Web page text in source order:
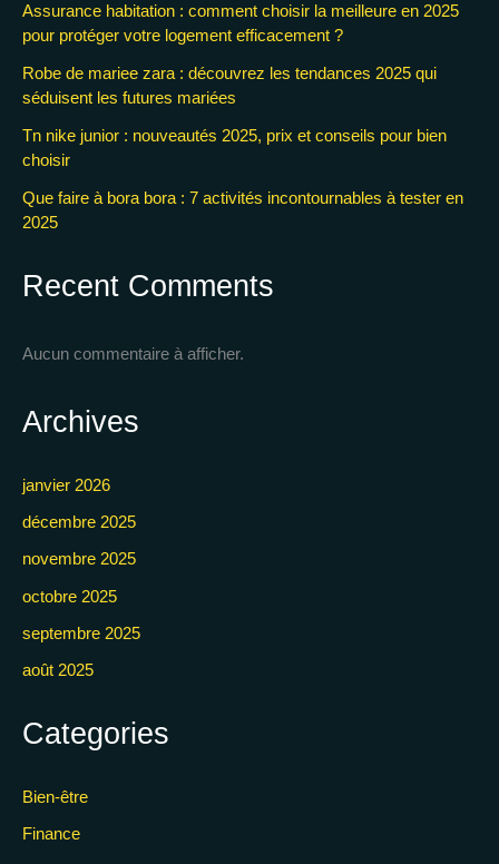
Assurance habitation : comment choisir la meilleure en 2025
pour protéger votre logement efficacement ?
Robe de mariee zara : découvrez les tendances 2025 qui
séduisent les futures mariées
Tn nike junior : nouveautés 2025, prix et conseils pour bien
choisir
Que faire à bora bora : 7 activités incontournables à tester en
2025
Recent Comments
Aucun commentaire à afficher.
Archives
janvier 2026
décembre 2025
novembre 2025
octobre 2025
septembre 2025
août 2025
Categories
Bien-être
Finance